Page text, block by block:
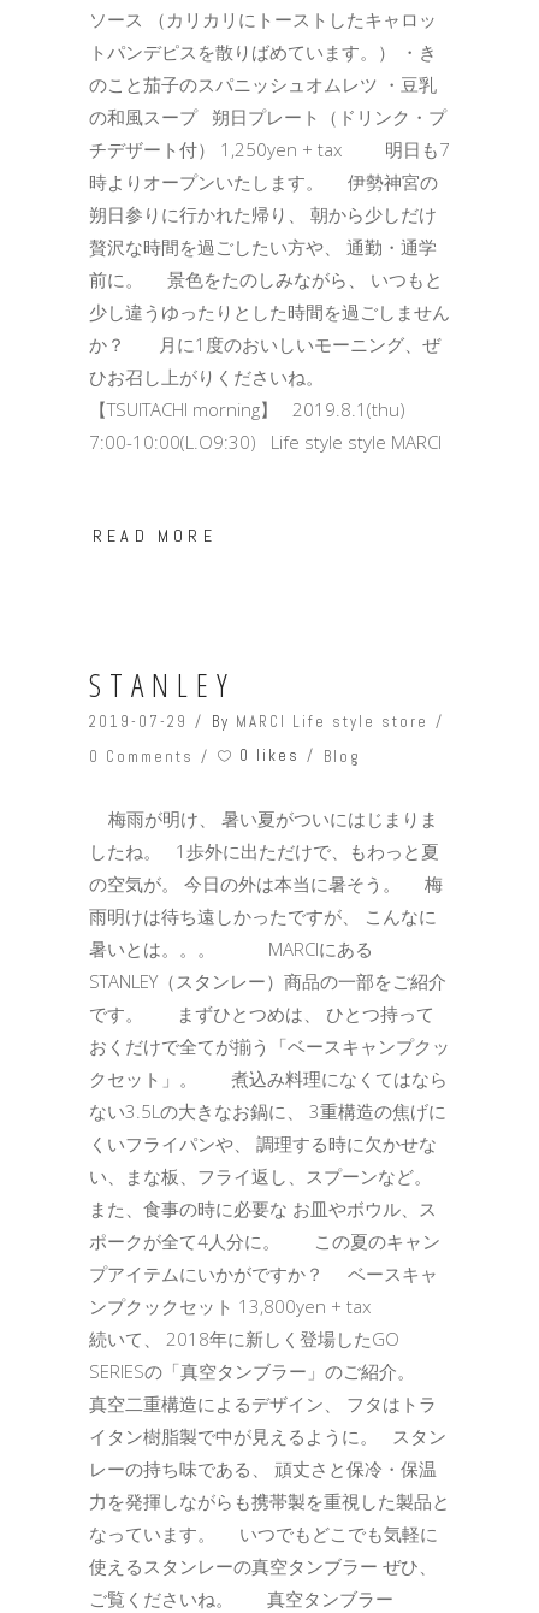
ソース （カリカリにトーストしたキャロッ
トパンデピスを散りばめています。） ・き
のこと茄子のスパニッシュオムレツ ・豆乳
の和風スープ 朔日プレート（ドリンク・プ
チデザート付） 1,250yen + tax 明日も7
時よりオープンいたします。 伊勢神宮の
朔日参りに行かれた帰り、 朝から少しだけ
贅沢な時間を過ごしたい方や、 通勤・通学
前に。 景色をたのしみながら、 いつもと
少し違うゆったりとした時間を過ごしません
か？ 月に1度のおいしいモーニング、ぜ
ひお召し上がりくださいね。
【TSUITACHI morning】 2019.8.1(thu)
7:00-10:00(L.O9:30) Life style style MARCI
READ MORE
STANLEY
2019-07-29 By MARCI Life style store
0 Comments
0 likes Blog
梅雨が明け、 暑い夏がついにはじまりま
したね。 1歩外に出ただけで、もわっと夏
の空気が。 今日の外は本当に暑そう。 梅
雨明けは待ち遠しかったですが、 こんなに
暑いとは。。。 MARCIにある
STANLEY（スタンレー）商品の一部をご紹介
です。 まずひとつめは、 ひとつ持って
おくだけで全てが揃う「ベースキャンプクッ
クセット」。 煮込み料理になくてはなら
ない3.5Lの大きなお鍋に、 3重構造の焦げに
くいフライパンや、 調理する時に欠かせな
い、まな板、フライ返し、スプーンなど。
また、食事の時に必要な お皿やボウル、ス
ポークが全て4人分に。 この夏のキャン
プアイテムにいかがですか？ ベースキャ
ンプクックセット 13,800yen + tax
続いて、 2018年に新しく登場したGO
SERIESの「真空タンブラー」のご紹介。
真空二重構造によるデザイン、 フタはトラ
イタン樹脂製で中が見えるように。 スタン
レーの持ち味である、 頑丈さと保冷・保温
力を発揮しながらも携帯製を重視した製品と
なっています。 いつでもどこでも気軽に
使えるスタンレーの真空タンブラー ぜひ、
ご覧くださいね。 真空タンブラー